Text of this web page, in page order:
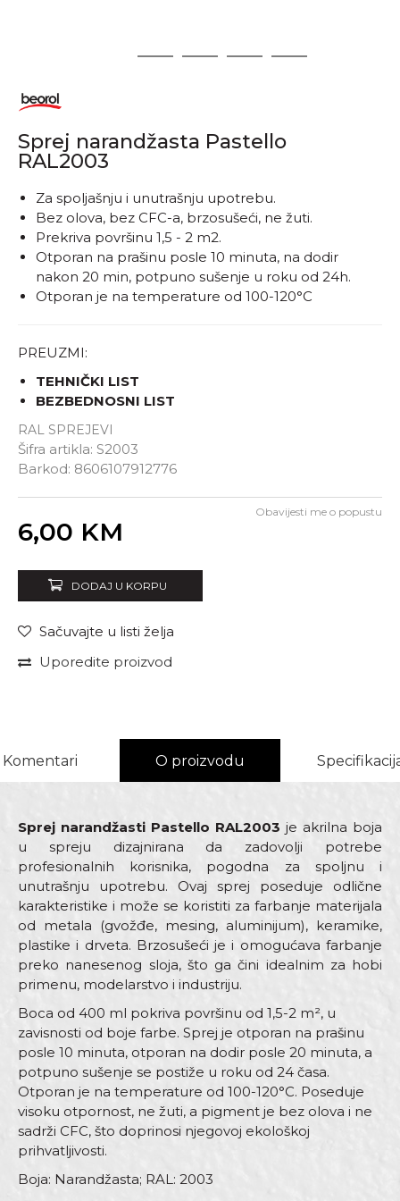
2 3 4 5
Sprej narandžasta Pastello
RAL2003
RAL SPREJEVI
Šifra artikla: S2003
Barkod: 8606107912776
​​​​​​Za spoljašnju i unutrašnju upotrebu.
Bez olova, bez CFC-a, brzosušeći, ne žuti.
Prekriva površinu 1,5 - 2 m2.
Otporan na prašinu posle 10 minuta, na dodir
nakon 20 min, potpuno sušenje u roku od 24h.
Otporan je na temperature od 100-120°C
PREUZMI:
TEHNIČKI LIST
BEZBEDNOSNI LIST
6,00 KM
Obavijesti me o popustu
DODAJ U KORPU
Sačuvajte u listi želja
Uporedite proizvod
Komentari O proizvodu
Sprej narandžasti Pastello RAL2003 je akrilna boja
u spreju dizajnirana da zadovolji potrebe
profesionalnih korisnika, pogodna za spoljnu i
unutrašnju upotrebu. Ovaj sprej poseduje odlične
karakteristike i može se koristiti za farbanje materijala
od metala (gvožđe, mesing, aluminijum), keramike,
plastike i drveta. Brzosušeći je i omogućava farbanje
preko nanesenog sloja, što ga čini idealnim za hobi
primenu, modelarstvo i industriju.
Boca od 400 ml pokriva površinu od 1,5-2 m², u
zavisnosti od boje farbe. Sprej je otporan na prašinu
posle 10 minuta, otporan na dodir posle 20 minuta, a
potpuno sušenje se postiže u roku od 24 časa.
Otporan je na temperature od 100-120°C. Poseduje
visoku otpornost, ne žuti, a pigment je bez olova i ne
sadrži CFC, što doprinosi njegovoj ekološkoj
prihvatljivosti.
Boja: Narandžasta; RAL: 2003